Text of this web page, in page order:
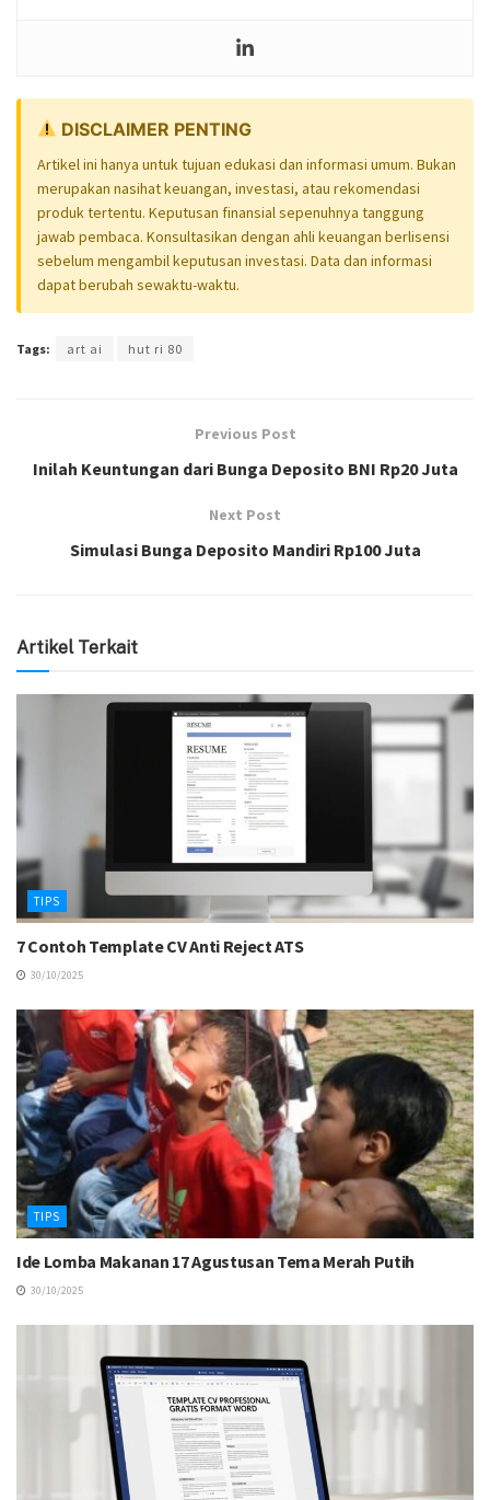
DISCLAIMER PENTING
Artikel ini hanya untuk tujuan edukasi dan informasi umum. Bukan
merupakan nasihat keuangan, investasi, atau rekomendasi
produk tertentu. Keputusan finansial sepenuhnya tanggung
jawab pembaca. Konsultasikan dengan ahli keuangan berlisensi
sebelum mengambil keputusan investasi. Data dan informasi
dapat berubah sewaktu-waktu.
Tags: art ai hut ri 80
Previous Post
Inilah Keuntungan dari Bunga Deposito BNI Rp20 Juta
Next Post
Simulasi Bunga Deposito Mandiri Rp100 Juta
Artikel Terkait
TIPS
7 Contoh Template CV Anti Reject ATS
30/10/2025
TIPS
Ide Lomba Makanan 17 Agustusan Tema Merah Putih
30/10/2025